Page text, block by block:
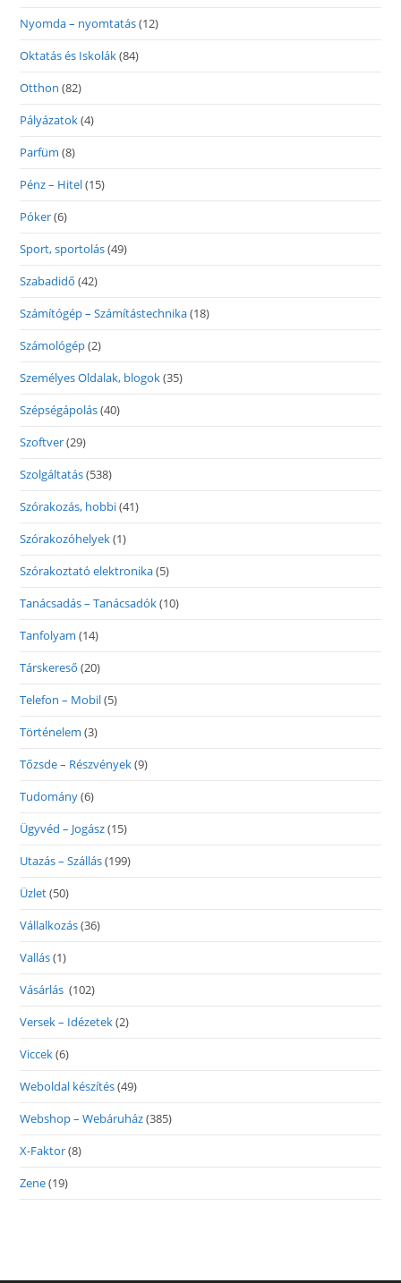
Nyomda – nyomtatás(12)
Oktatás és Iskolák(84)
Otthon (82)
Pályázatok(4)
Parfüm (8)
Pénz – Hitel(15)
Póker(6)
Sport, sportolás(49)
Szabadidő (42)
Számítógép – Számítástechnika(18)
Számológép(2)
Személyes Oldalak, blogok(35)
Szépségápolás(40)
Szoftver(29)
Szolgáltatás(538)
Szórakozás, hobbi(41)
Szórakozóhelyek(1)
Szórakoztató elektronika(5)
Tanácsadás – Tanácsadók(10)
Tanfolyam (14)
Társkereső (20)
Telefon – Mobil(5)
Történelem (3)
Tőzsde – Részvények(9)
Tudomány(6)
Ügyvéd – Jogász(15)
Utazás – Szállás(199)
Üzlet(50)
Vállalkozás(36)
Vallás(1)
Vásárlás (102)
Versek – Idézetek(2)
Viccek(6)
Weboldal készítés(49)
Webshop – Webáruház(385)
X-Faktor(8)
Zene(19)